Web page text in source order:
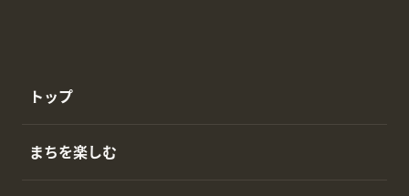
トップ
まちを楽しむ